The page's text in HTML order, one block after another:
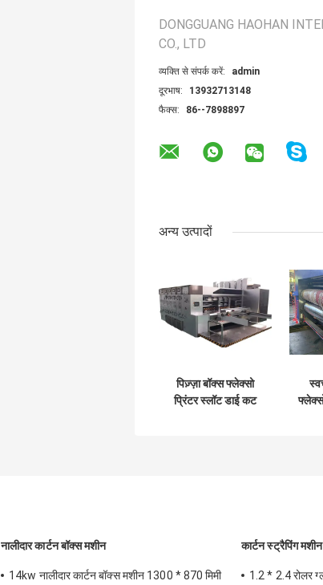
DONGGUANG HAOHAN
CO., LTD
व्यक्ति से संपर्क करें:
admin
दूरभाष:
13932713148
फैक्स:
86--7898897
अन्य उत्पादों
पिज़्ज़ा बॉक्स फ्लेक्सो
प्रिंटर स्लॉट डाई कट
नालीदार कार्टन बॉक्स मशीन
14kw नालीदार कार्टन बॉक्स मशीन 1300 * 870 मिमी
कार्टन स्ट्रैपिंग मशीन
1.2 * 2.4 रोलर